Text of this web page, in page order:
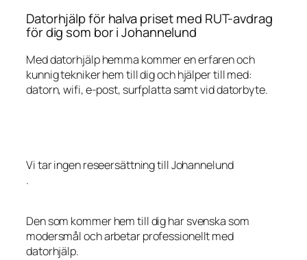
Datorhjälp för halva priset med RUT-avdrag
för dig som bor i Johannelund
Med datorhjälp hemma kommer en erfaren och
kunnig tekniker hem till dig och hjälper till med:
datorn, wifi, e-post, surfplatta samt vid datorbyte.
Vi tar ingen reseersättning till Johannelund
.
Den som kommer hem till dig har svenska som
modersmål och arbetar professionellt med
datorhjälp.